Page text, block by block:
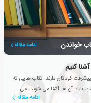
خواندن ادامه مقاله
کنیم
کودکان دارند. کتاب هایی که
با آن ها آشنا می شوند، می
ادامه مقاله